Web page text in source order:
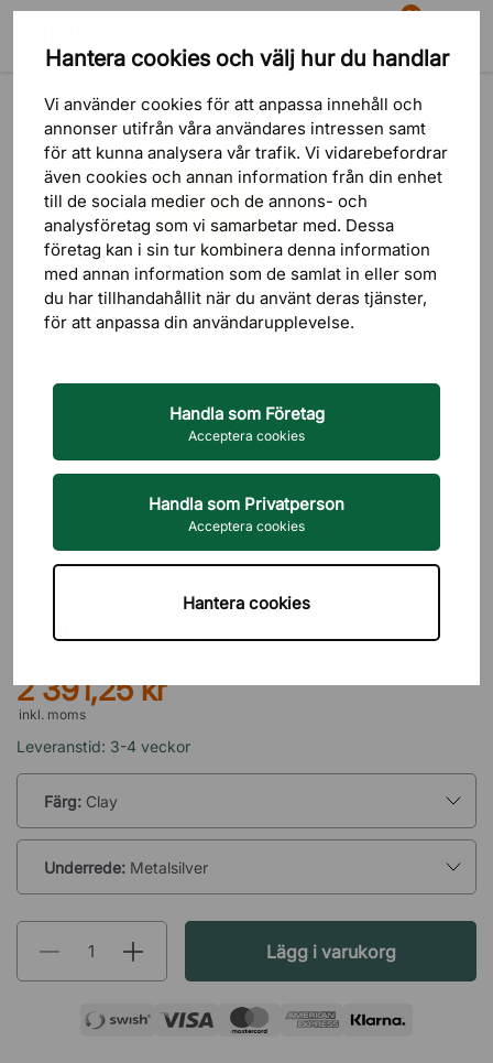
Hantera cookies och välj hur du handlar
Vi använder cookies för att anpassa innehåll och
annonser utifrån våra användares intressen samt
för att kunna analysera vår trafik. Vi vidarebefordrar
även cookies och annan information från din enhet
till de sociala medier och de annons- och
analysföretag som vi samarbetar med. Dessa
företag kan i sin tur kombinera denna information
med annan information som de samlat in eller som
du har tillhandahållit när du använt deras tjänster,
för att anpassa din användarupplevelse.
Handla som Företag
Acceptera cookies
Handla som Privatperson
Acceptera cookies
Hantera cookies
Sök
81
Varukorg Meny
Stol Noor 6050
2 391,25 kr
inkl. moms
Leveranstid: 3-4 veckor
Färg: Clay
Underrede: Metalsilver
Lägg i varukorg